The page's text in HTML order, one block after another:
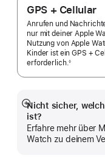
GPS + Cellular
Anrufen und
nur mit deiner Apple
Nutzung von Apple
Kinder ist ein GPS +
erforderlich.◊
Nicht sicher,
ist?
Erfahre mehr über
Watch zu deinem
Mehr
anzeigen